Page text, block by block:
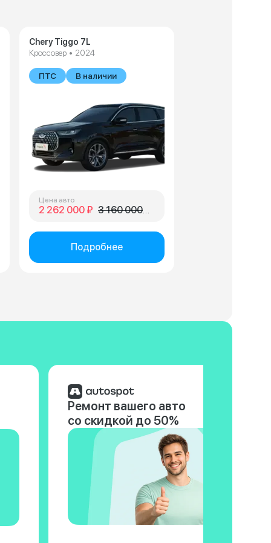
В наличии
Chery Tiggo 7L
Кроссовер • 2024
ПТС В наличии
Цена авто
2 262 000 ₽ 3 160 000 ₽
Подробнее
Ремонт вашего авто
со скидкой до 50%